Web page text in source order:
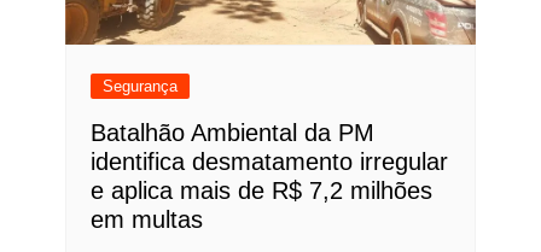
Segurança
Batalhão Ambiental da PM
identifica desmatamento irregular
e aplica mais de R$ 7,2 milhões
em multas